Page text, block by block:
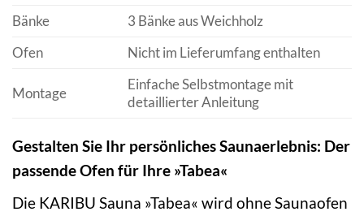
Bänke
3 Bänke aus Weichholz
Ofen
Nicht im Lieferumfang enthalten
Montage
Einfache Selbstmontage mit
detaillierter Anleitung
Gestalten Sie Ihr persönliches Saunaerlebnis: Der
passende Ofen für Ihre »Tabea«
Die KARIBU Sauna »Tabea« wird ohne Saunaofen